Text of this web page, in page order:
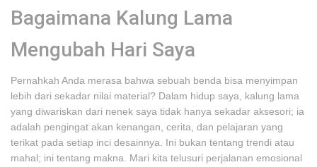
Bagaimana Kalung Lama
Mengubah Hari Saya
Pernahkah Anda merasa bahwa sebuah benda bisa menyimpan
lebih dari sekadar nilai material? Dalam hidup saya, kalung lama
yang diwariskan dari nenek saya tidak hanya sekadar aksesori; ia
adalah pengingat akan kenangan, cerita, dan pelajaran yang
terikat pada setiap inci desainnya. Ini bukan tentang trendi atau
mahal; ini tentang makna. Mari kita telusuri perjalanan emosional